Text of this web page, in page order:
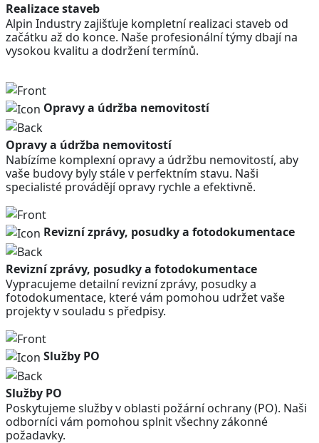
Realizace staveb
Alpin Industry zajišťuje kompletní realizaci staveb od
začátku až do konce. Naše profesionální týmy dbají na
vysokou kvalitu a dodržení termínů.
Opravy a údržba nemovitostí
Opravy a údržba nemovitostí
Nabízíme komplexní opravy a údržbu nemovitostí, aby
vaše budovy byly stále v perfektním stavu. Naši
specialisté provádějí opravy rychle a efektivně.
Revizní zprávy, posudky a fotodokumentace
Revizní zprávy, posudky a fotodokumentace
Vypracujeme detailní revizní zprávy, posudky a
fotodokumentace, které vám pomohou udržet vaše
projekty v souladu s předpisy.
Služby PO
Služby PO
Poskytujeme služby v oblasti požární ochrany (PO). Naši
odborníci vám pomohou splnit všechny zákonné
požadavky.